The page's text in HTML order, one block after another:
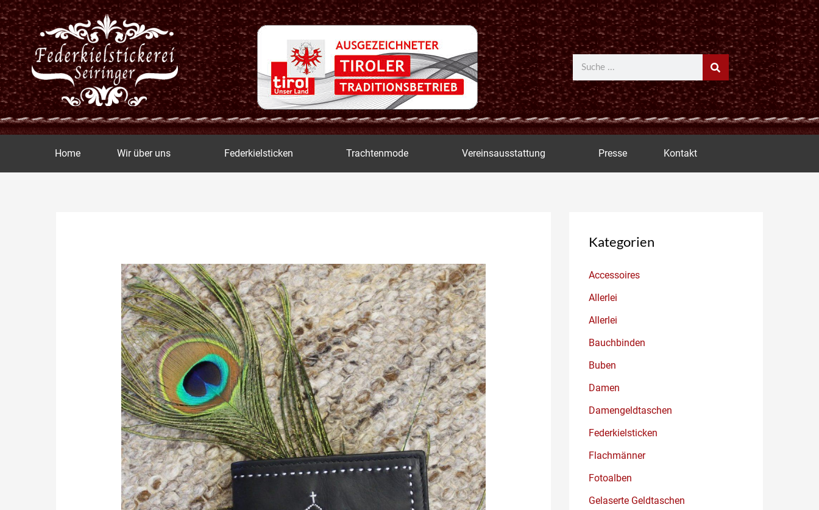
Zum
Inhalt
springen
Suche
Home Wir über uns Federkielsticken Trachtenmode Vereinsausstattung Presse Kontakt
Kategorien
Accessoires
Allerlei
Allerlei
Bauchbinden
Buben
Damen
Damengeldtaschen
Federkielsticken
Flachmänner
Fotoalben
Gelaserte Geldtaschen